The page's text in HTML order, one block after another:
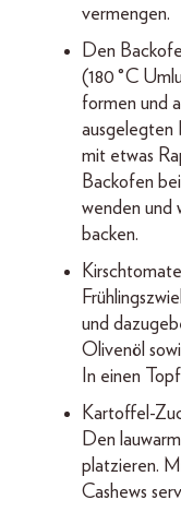
vermengen.
Den
(180 °C
formen und
ausgelegten
mit etwas
Backofen
wenden und
backen.
und
Olivenöl
In einen
Kartoffel-
Den
platzieren.
Cashews